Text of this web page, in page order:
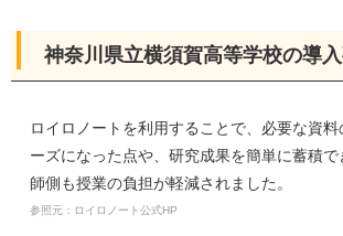
神奈川県立横須賀高等学校の導
ロイロノートを利用することで、必要な資
ーズになった点や、研究成果を簡単に蓄積
師側も授業の負担が軽減されました。
参照元：ロイロノート公式HP